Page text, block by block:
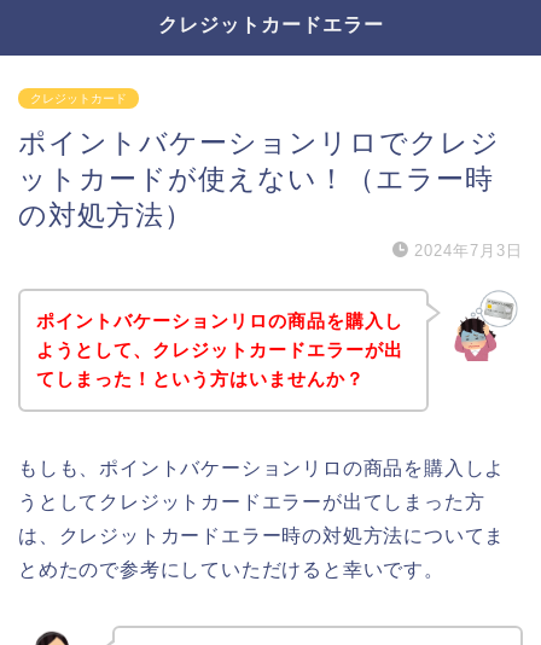
クレジットカードエラー
クレジットカード
ポイントバケーションリロでクレジ
ットカードが使えない！（エラー時
の対処方法）
2024年7月3日
ポイントバケーションリロの商品を購入し
ようとして、クレジットカードエラーが出
てしまった！という方はいませんか？
もしも、ポイントバケーションリロの商品を購入しよ
うとしてクレジットカードエラーが出てしまった方
は、クレジットカードエラー時の対処方法についてま
とめたので参考にしていただけると幸いです。